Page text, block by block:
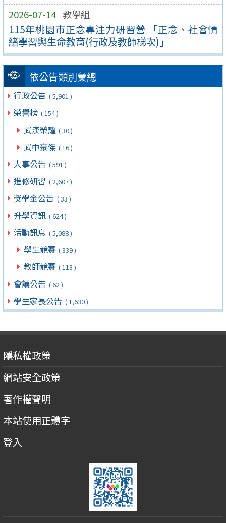
2026-07-14 教學組
115年桃園市正念專注力研習營 「正念、社會情
緒學習與生命教育(行政及教師梯次)」
依公告類別彙總
行政公告 ( 5,901 )
榮譽榜 ( 154 )
武漢榮耀 ( 30 )
武中豪傑 ( 16 )
人事公告 ( 591 )
進修研習 ( 2,607 )
獎學金公告 ( 33 )
升學資訊 ( 624 )
活動訊息 ( 5,088 )
學生競賽 ( 339 )
教師競賽 ( 113 )
會議公告 ( 62 )
學生家長公告 ( 1,630 )
隱私權政策
網站安全政策
著作權聲明
本站使用正體字
登入